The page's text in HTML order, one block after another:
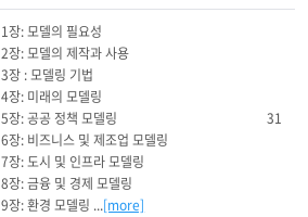
1장: 모델의 필요성
2장: 모델의 제작과 사용
3장 : 모델링 기법
4장: 미래의 모델링
5장: 공공 정책 모델링
6장: 비즈니스 및 제조업 모델링
7장: 도시 및 인프라 모델링
8장: 금융 및 경제 모델링
9장: 환경 모델링 ...[more]
31